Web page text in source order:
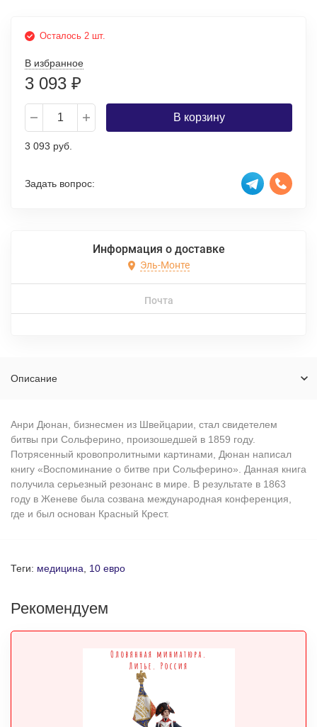
Осталось 2 шт.
В избранное
3 093 ₽
В корзину
3 093 руб.
Задать вопрос:
Информация о доставке
Эль-Монте
Почта
Описание
Анри Дюнан, бизнесмен из Швейцарии, стал свидетелем
битвы при Сольферино, произошедшей в 1859 году.
Потрясенный кровопролитными картинами, Дюнан написал
книгу «Воспоминание о битве при Сольферино». Данная книга
получила серьезный резонанс в мире. В результате в 1863
году в Женеве была созвана международная конференция,
где и был основан Красный Крест.
Теги: медицина 10 евро
Рекомендуем